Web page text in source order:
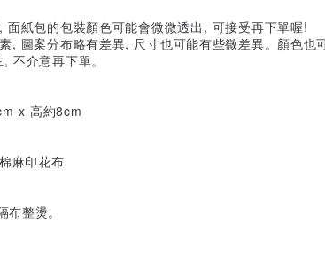
面紙包的包裝顏色可能會微微透出, 可接受再下單喔!
, 圖案分布略有差異, 尺寸也可能有些微差異。顏色也
不介意再下單。
x 高約8cm
麻印花布
整燙。